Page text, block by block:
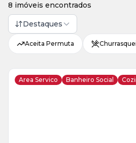
8 imóveis encontrados
Destaques
Aceita Permuta
Area Servico Banheiro Social